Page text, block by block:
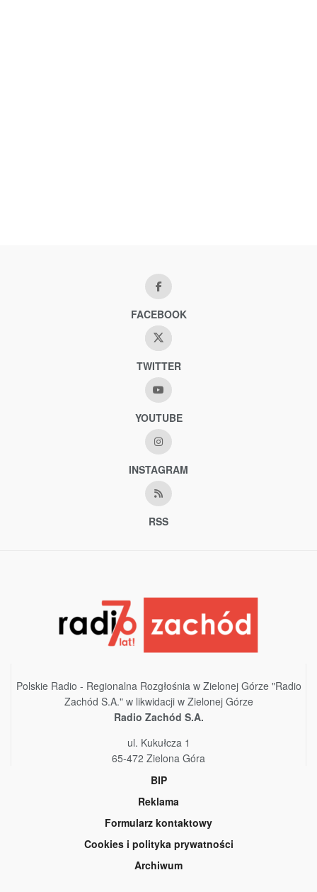
FACEBOOK
TWITTER
YOUTUBE
INSTAGRAM
RSS
Polskie Radio - Regionalna Rozgłośnia w Zielonej Górze "Radio
Zachód S.A." w likwidacji w Zielonej Górze
Radio Zachód S.A.
ul. Kukułcza 1
65-472 Zielona Góra
BIP
Reklama
Formularz kontaktowy
Cookies i polityka prywatności
Archiwum